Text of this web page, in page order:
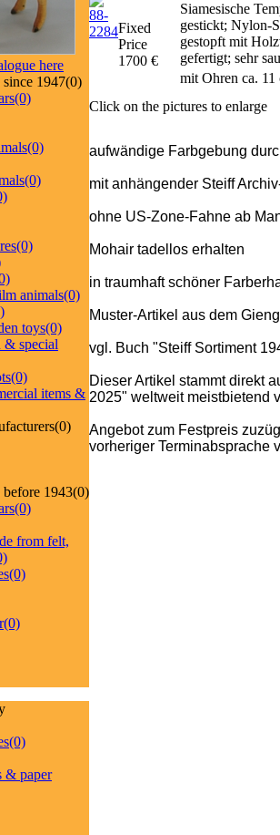
(0)
(0)
(0)
(0)
(0)
animals(0)
toys(0)
& special
(0)
items &
(0)
(0)
(0)
from felt,
(0)
(0)
(0)
& paper
Siamesische
gestickt; Nylon-
gestopft mit
gefertigt; sehr
mit Ohren ca. 11
Fixed
Price
1700 €
Click on the pictures to enlarge
aufwändige Farbgebung
mit anhängender Steiff
ohne US-Zone-Fahne ab
Mohair tadellos erhalten
in traumhaft schöner
Muster-Artikel aus dem
vgl. Buch "Steiff Sortiment
Dieser Artikel stammt direkt
2025" weltweit meistbietend
Angebot zum Festpreis
vorheriger Terminabsprache